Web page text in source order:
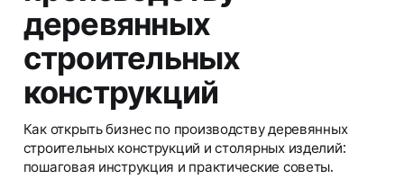
деревянных
строительных
конструкций
Как открыть бизнес по производству деревянных
строительных конструкций и столярных изделий:
пошаговая инструкция и практические советы.